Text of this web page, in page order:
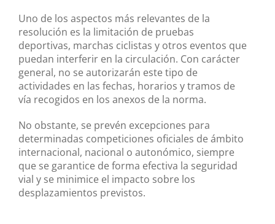
Uno de los aspectos más relevantes de la
resolución es la limitación de pruebas
deportivas, marchas ciclistas y otros eventos que
puedan interferir en la circulación. Con carácter
general, no se autorizarán este tipo de
actividades en las fechas, horarios y tramos de
vía recogidos en los anexos de la norma.
No obstante, se prevén excepciones para
determinadas competiciones oficiales de ámbito
internacional, nacional o autonómico, siempre
que se garantice de forma efectiva la seguridad
vial y se minimice el impacto sobre los
desplazamientos previstos.